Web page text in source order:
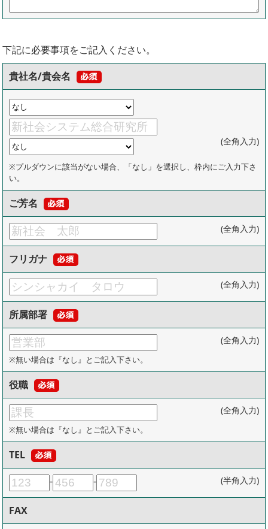
下記に必要事項をご記入ください。
貴社名/貴会名
(全角入力)
※プルダウンに該当がない場合、「なし」を選択し、枠内にご入力下さ
い。
ご芳名
(全角入力)
フリガナ
(全角入力)
所属部署
(全角入力)
※無い場合は『なし』とご記入下さい。
役職
(全角入力)
※無い場合は『なし』とご記入下さい。
TEL
- - (半角入力)
FAX